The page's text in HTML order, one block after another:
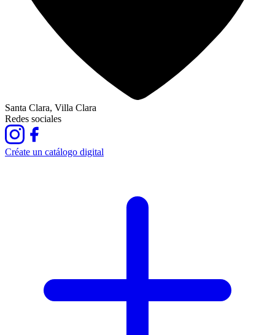
Santa Clara, Villa Clara
Redes sociales
Créate un catálogo digital